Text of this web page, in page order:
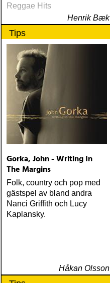
Reggae Hits
Henrik Bæk
Tips
Gorka, John - Writing In
The Margins
Folk, country och pop med
gästspel av bland andra
Nanci Griffith och Lucy
Kaplansky.
Håkan Olsson